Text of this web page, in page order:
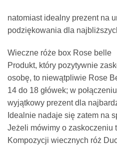
natomiast idealny prezent na
podziękowania dla
Wieczne róże box Rose belle
Produkt, który pozytywnie
osobę, to niewątpliwie Rose
14 do 18 główek; w
wyjątkowy prezent dla
Idealnie nadaje się zatem na
Jeżeli mówimy o zaskoczeniu
Kompozycji wiecznych róż